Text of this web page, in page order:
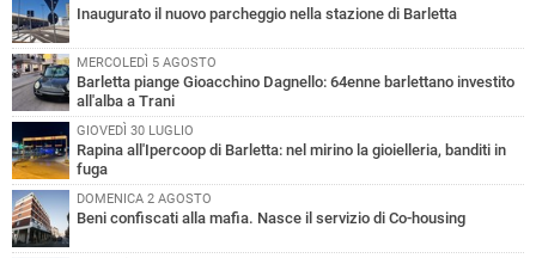
Inaugurato il nuovo parcheggio nella stazione di Barletta
MERCOLEDÌ 5 AGOSTO
Barletta piange Gioacchino Dagnello: 64enne barlettano investito
all'alba a Trani
GIOVEDÌ 30 LUGLIO
Rapina all'Ipercoop di Barletta: nel mirino la gioielleria, banditi in
fuga
DOMENICA 2 AGOSTO
Beni confiscati alla mafia. Nasce il servizio di Co-housing